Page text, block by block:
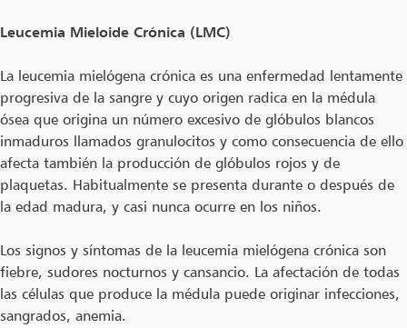
Leucemia Mieloide Crónica (LMC)
La leucemia mielógena crónica es una enfermedad lentamente
progresiva de la sangre y cuyo origen radica en la médula
ósea que origina un número excesivo de glóbulos blancos
inmaduros llamados granulocitos y como consecuencia de ello
afecta también la producción de glóbulos rojos y de
plaquetas. Habitualmente se presenta durante o después de
la edad madura, y casi nunca ocurre en los niños.
Los signos y síntomas de la leucemia mielógena crónica son
fiebre, sudores nocturnos y cansancio. La afectación de todas
las células que produce la médula puede originar infecciones,
sangrados, anemia.